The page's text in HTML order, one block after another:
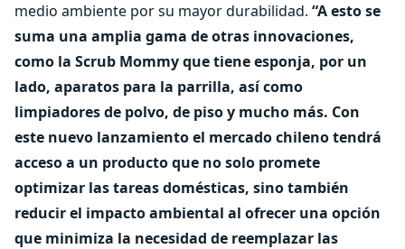
medio ambiente por su mayor durabilidad. “A esto se
suma una amplia gama de otras innovaciones,
como la Scrub Mommy que tiene esponja, por un
lado, aparatos para la parrilla, así como
limpiadores de polvo, de piso y mucho más. Con
este nuevo lanzamiento el mercado chileno tendrá
acceso a un producto que no solo promete
optimizar las tareas domésticas, sino también
reducir el impacto ambiental al ofrecer una opción
que minimiza la necesidad de reemplazar las